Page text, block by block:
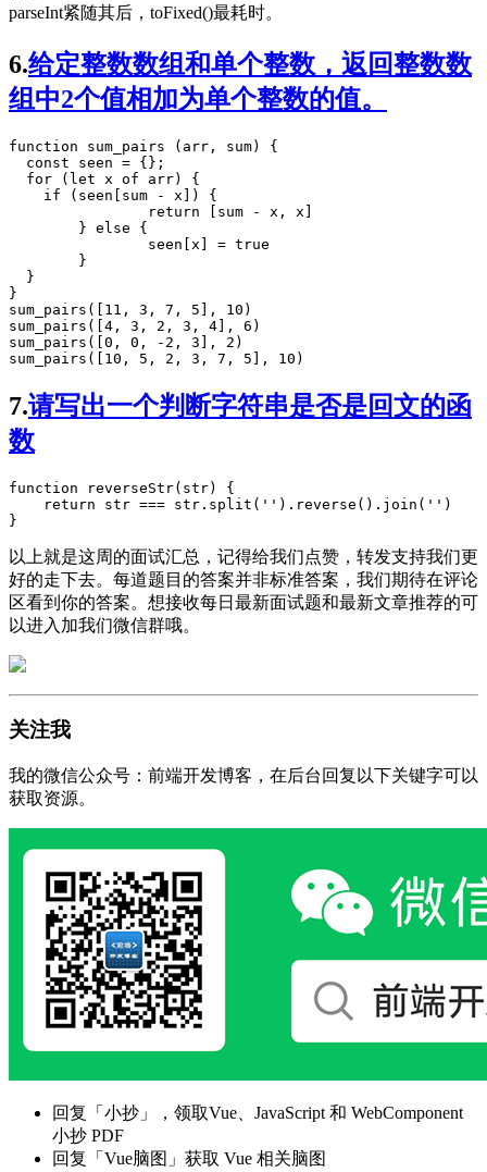
parseInt紧随其后，toFixed()最耗时。
6.给定整数数组和单个整数，返回整数数
组中2个值相加为单个整数的值。
function sum_pairs ( arr , sum) {
const
seen = {};
for ( let x of arr) {
if (seen[sum -
x]) {
return [sum -
x, x]
	}
else {
		seen[x]
= true
  }
sum_pairs ([ 11 , 3 , 7 , 5 ], 10
sum_pairs ([4 , 3 , 2 , 3 , 4], 6
sum_pairs ([0 , 0 , - 2 , 3 ], 2
sum_pairs ([ 10 , 5 , 2 , 3 , 7 , 5 ], 10 )
7.请写出一个判断字符串是否是回文的函
数
function reverseStr( str) {
return str === str . split ( ' ' ). reverse (). join ( ' ' )
}
以上就是这周的面试汇总，记得给我们点赞，转发支持我们更
好的走下去。每道题目的答案并非标准答案，我们期待在评论
区看到你的答案。想接收每日最新面试题和最新文章推荐的可
以进入加我们微信群哦。
关注我
我的微信公众号：前端开发博客，在后台回复以下关键字可以
获取资源。
回复「小抄」，领取Vue、JavaScript 和 WebComponent
小抄 PDF
回复「Vue脑图」获取 Vue 相关脑图